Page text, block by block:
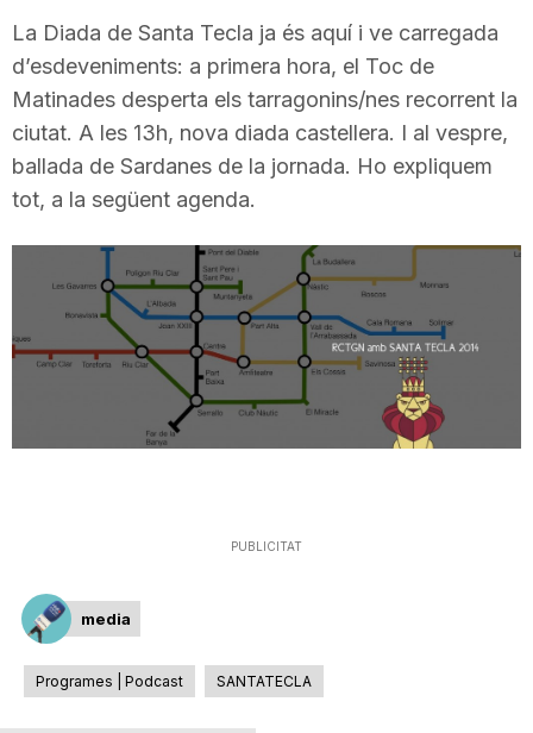
u
t
a
r
La Diada de Santa Tecla ja és aquí i ve carregada
d’esdeveniments: a primera hora, el Toc de
Matinades desperta els tarragonins/nes recorrent la
ciutat. A les 13h, nova diada castellera. I al vespre,
ballada de Sardanes de la jornada. Ho expliquem
tot, a la següent agenda.
PUBLICITAT
media
Programes | Podcast SANTATECLA